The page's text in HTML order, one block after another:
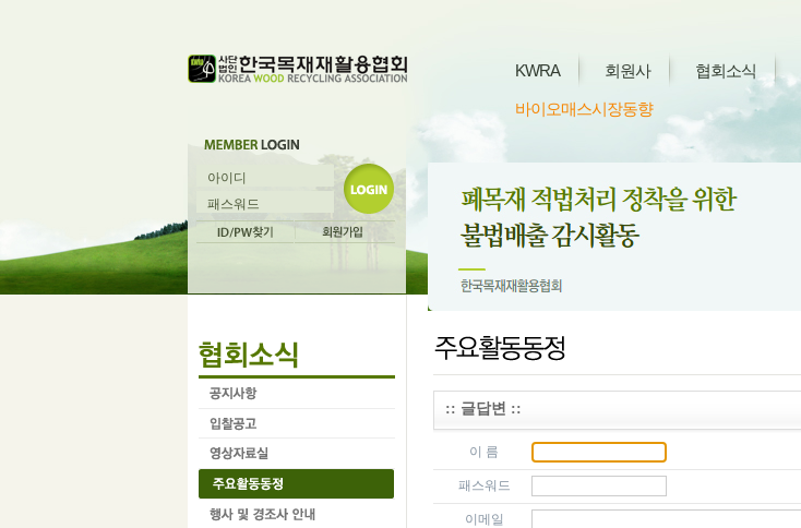
KWRA 회원사 협회소식
바이오매스시장동향
:: 글답변 ::
이 름
패스워드
이메일